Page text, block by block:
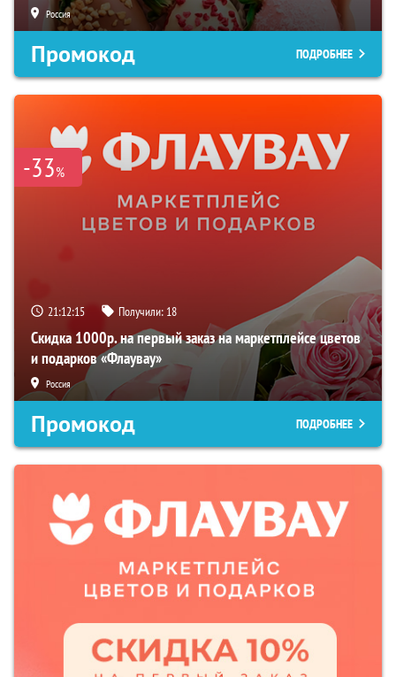
Россия
Промокод ПОДРОБНЕЕ
-33%
21:12:14 Получили: 18
Скидка 1000р. на первый заказ на маркетплейсе цветов
и подарков «Флаувау»
Россия
Промокод ПОДРОБНЕЕ